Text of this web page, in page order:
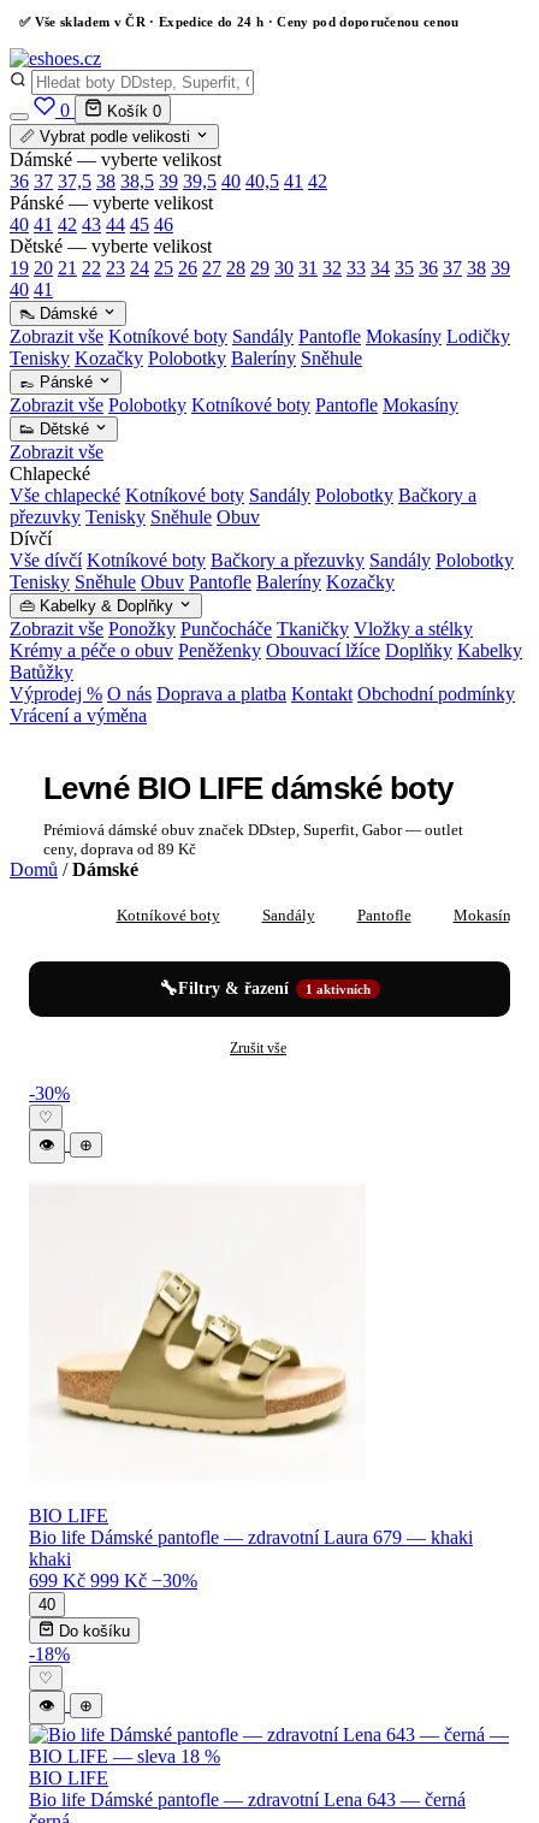
✅ Vše skladem v ČR · Expedice do 24 h · Ceny pod doporučenou cenou
0 Košík 0
📏 Vybrat podle velikosti
Dámské — vyberte velikost
36 37 37,5 38 38,5 39 39,5 40 40,5 41 42
Pánské — vyberte velikost
40 41 42 43 44 45 46
Dětské — vyberte velikost
19 20 21 22 23 24 25 26 27 28 29 30 31 32 33 34 35 36 37 38 39
40 41
👠 Dámské
Zobrazit vše Kotníkové boty Sandály Pantofle Mokasíny Lodičky
Tenisky Kozačky Polobotky Baleríny Sněhule
👞 Pánské
Zobrazit vše Polobotky Kotníkové boty Pantofle Mokasíny
👟 Dětské
Zobrazit vše
Chlapecké
Vše chlapecké Kotníkové boty Sandály Polobotky Bačkory a
přezuvky Tenisky Sněhule Obuv
Dívčí
Vše dívčí Kotníkové boty Bačkory a přezuvky Sandály Polobotky
Tenisky Sněhule Obuv Pantofle Baleríny Kozačky
👜 Kabelky & Doplňky
Zobrazit vše Ponožky Punčocháče Tkaničky Vložky a stélky
Krémy a péče o obuv Peněženky Obouvací lžíce Doplňky Kabelky
Batůžky
Výprodej % O nás Doprava a platba Kontakt Obchodní podmínky
Vrácení a výměna
Levné BIO LIFE dámské boty
Prémiová dámské obuv značek DDstep, Superfit, Gabor — outlet
ceny, doprava od 89 Kč
Domů / Dámské
Kotníkové boty Sandály Pantofle Mokasíny
🔧Filtry & řazení 1 aktivních
Zrušit vše
Levné BIO LIFE dámské boty —
-30%
♡
👁
⊕
BIO LIFE
Bio life Dámské pantofle — zdravotní Laura 679 — khaki
khaki
699 Kč 999 Kč −30%
40
Do košíku
-18%
♡
👁
⊕
BIO LIFE
Bio life Dámské pantofle — zdravotní Lena 643 — černá